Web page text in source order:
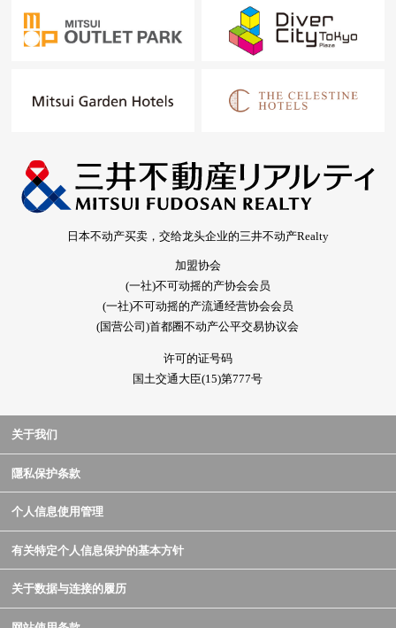
日本不动产买卖，交给龙头企业的三井不动产Realty
加盟协会
(一社)不可动摇的产协会会员
(一社)不可动摇的产流通经营协会会员
(国营公司)首都圈不动产公平交易协议会
许可的证号码
国土交通大臣(15)第777号
关于我们
隱私保护条款
个人信息使用管理
有关特定个人信息保护的基本方针
关于数据与连接的履历